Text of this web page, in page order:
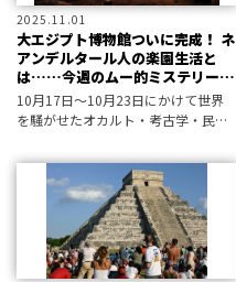
2025.11.01
大エジプト博物館ついに完成！ ネ
アンデルタール人の楽園生活と
は……今週のムー的ミステリーニ
ュース４選！
10月17日～10月23日にかけて世界
を騒がせたオカルト・考古学・民俗
超常現象情報研究所と編集部が厳